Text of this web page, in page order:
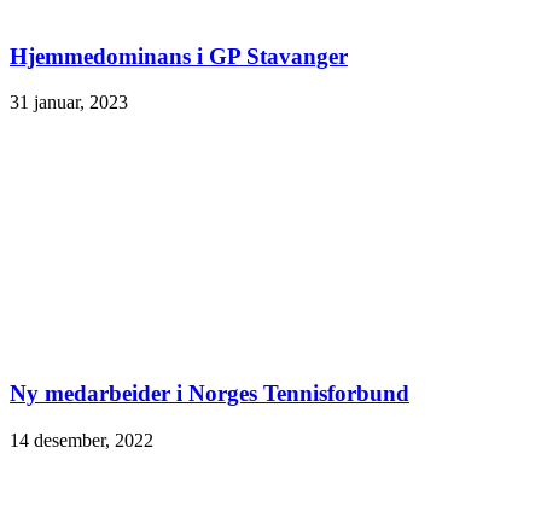
Hjemmedominans i GP Stavanger
31 januar, 2023
Ny medarbeider i Norges Tennisforbund
14 desember, 2022